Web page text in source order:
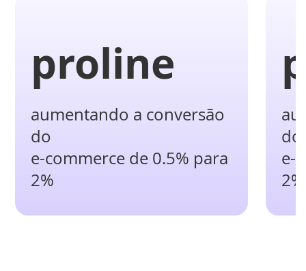
proline
aumentando a conversão
do
e-commerce de 0.5% para
2%
do
e-
2%